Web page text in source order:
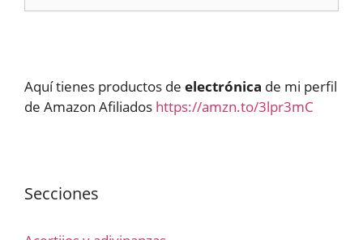
Aquí tienes productos de electrónica de mi perfil
de Amazon Afiliados https://amzn.to/3lpr3mC
Secciones